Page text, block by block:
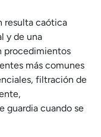
resulta caótica
y de una
procedimientos
más comunes
filtración de
guardia cuando se